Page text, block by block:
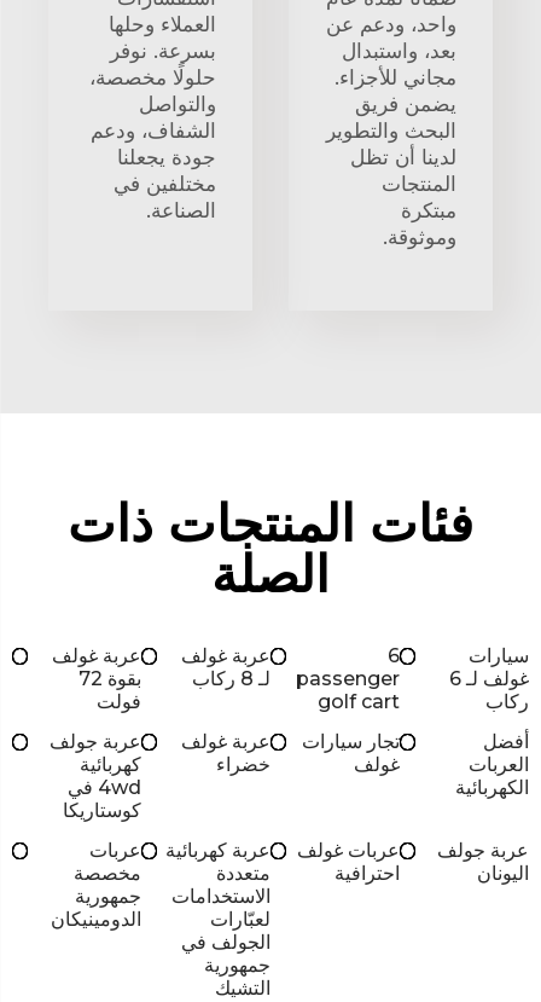
واحد، ودعم عن
بعد، واستبدال
مجاني للأجزاء.
يضمن فريق
البحث والتطوير
لدينا أن تظل
المنتجات
مبتكرة
وموثوقة.
العملاء وحلها
بسرعة. نوفر
حلولًا مخصصة،
والتواصل
الشفاف، ودعم
جودة يجعلنا
مختلفين في
الصناعة.
فئات المنتجات ذات
الصلة
سيارات
غولف لـ 6
ركاب
6
passenger
golf cart
عربة غولف
لـ 8 ركاب
عربة غولف
بقوة 72
فولت
أفضل
العربات
الكهربائية
تجار سيارات
غولف
عربة غولف
خضراء
عربة جولف
كهربائية
4wd في
كوستاريكا
عربة جولف
اليونان
عربات غولف
احترافية
عربة كهربائية
متعددة
الاستخدامات
لعبّارات
الجولف في
جمهورية
التشيك
عربات
مخصصة
جمهورية
الدومينيكان